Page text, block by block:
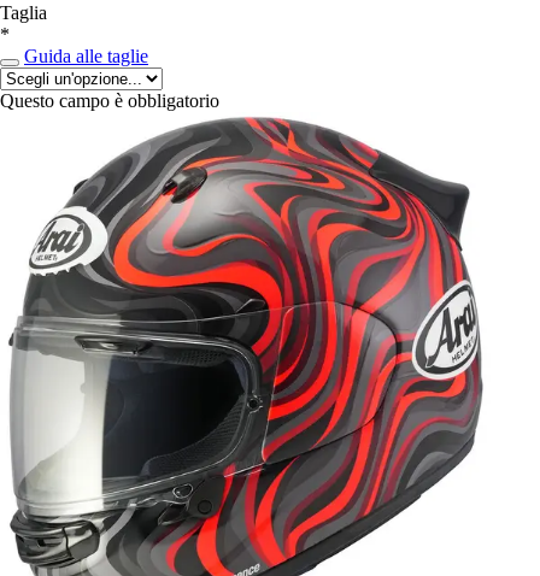
Taglia
*
Guida alle taglie
Questo campo è obbligatorio